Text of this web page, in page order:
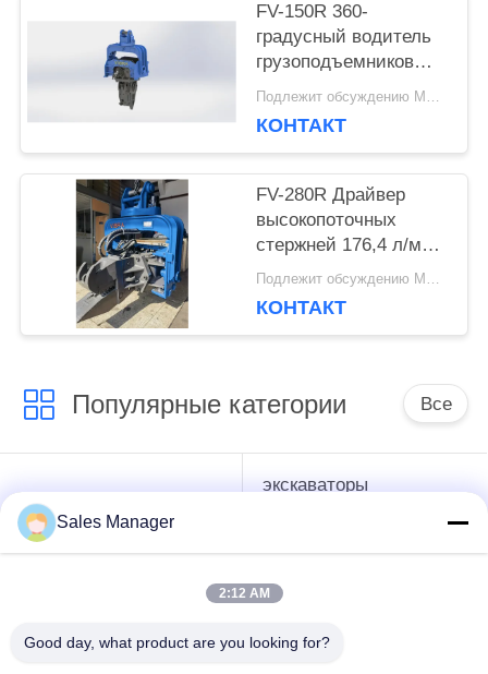
PRIVACY
POLICY
FV-150R 360-
градусный водитель
грузоподъемников
172 кН сила 12-17
Подлежит обсуждению MOQ:1 Set
КОНТАКТ
FV-280R Драйвер
высокопоточных
стержней 176,4 л/мин
Идеально подходит Подлежит обсуждению MOQ:1 Set
КОНТАКТ
Популярные категории Все
гидравлические
Копёр
экскаваторы
молоток
кучи сжатия
Sales Manager
2:12 AM
Good day, what product are you looking for?